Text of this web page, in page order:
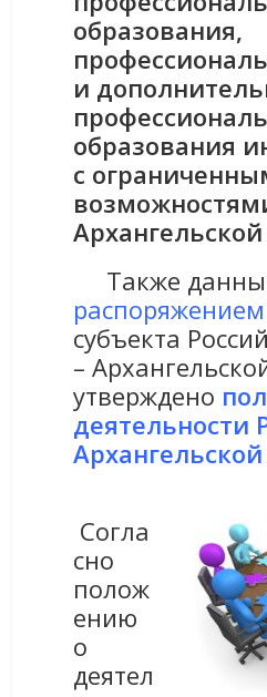
образования,
и
образования
с
Также
распоряжением
субъекта
–
утверждено
Согла
сно
полож
ению
о
деятел